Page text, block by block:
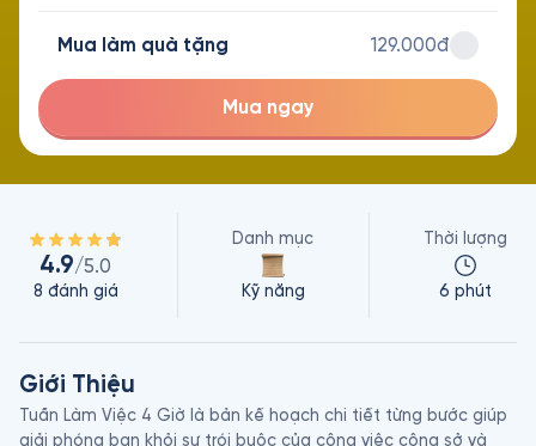
Mua làm quà tặng 129.000đ
Mua ngay
4.9/5.0
8 đánh giá
Danh mục
Kỹ năng
Thời lượng
6 phút
Giới Thiệu
Tuần Làm Việc 4 Giờ là bản kế hoạch chi tiết từng bước giúp
giải phóng bạn khỏi sự trói buộc của công việc công sở và